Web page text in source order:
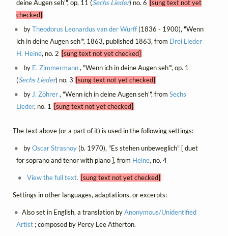
deine Augen seh'", op. 11 (Sechs Lieder) no. 6 [sung text not yet
checked]
byTheodorus Leonardus van der Wurff(1836 - 1900), "Wenn
ich in deine Augen seh'", 1863, published 1863, from Drei Lieder
H. Heine, no. 2 [sung text not yet checked]
by E. Zimmermann, "Wenn ich in deine Augen seh'", op. 1
(Sechs Lieder) no. 3 [sung text not yet checked]
by J. Zöhrer, "Wenn ich in deine Augen seh'", fromSechs
Lieder, no. 1 [sung text not yet checked]
The text above (or a part of it) is used in the following settings:
byOscar Strasnoy(b. 1970), "Es stehen unbeweglich" [ duet
for soprano and tenor with piano ], from Heine, no. 4
View the full text. [sung text not yet checked]
Settings in other languages, adaptations, or excerpts:
Also set in English, a translation byAnonymous/Unidentified
Artist; composed by Percy Lee Atherton.